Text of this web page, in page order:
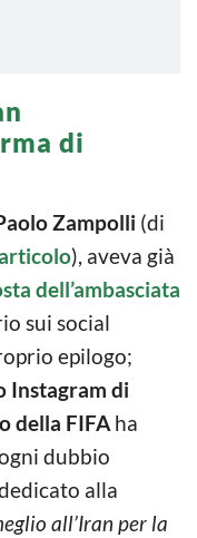
di
Zampolli (di
), aveva già
dell’ambasciata
sui social
epilogo;
Instagram di
della FIFA ha
dubbio
alla
all’Iran per la